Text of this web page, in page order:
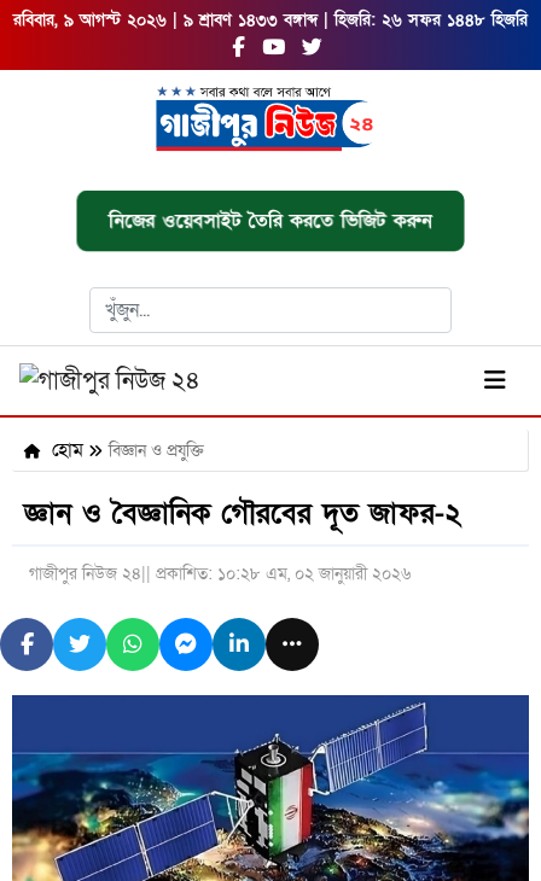
রবিবার, ৯ আগস্ট ২০২৬ | ৯ শ্রাবণ ১৪৩৩ বঙ্গাব্দ | হিজরি: ২৬ সফর ১৪৪৮ হিজরি
নিজের ওয়েবসাইট তৈরি করতে ভিজিট করুন
হোম বিজ্ঞান ও প্রযুক্তি
জ্ঞান ও বৈজ্ঞানিক গৌরবের দূত জাফর-২
গাজীপুর নিউজ ২৪ || প্রকাশিত: ১০:২৮ এম, ০২ জানুয়ারী ২০২৬